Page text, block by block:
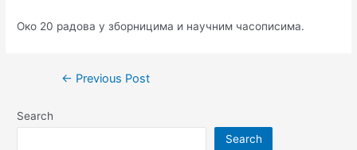
Око 20 радова у зборницима и научним часописима.
Post← Previous Post
Search
Search